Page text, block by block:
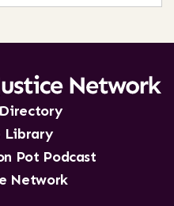
Library
Pot Podcast
Network